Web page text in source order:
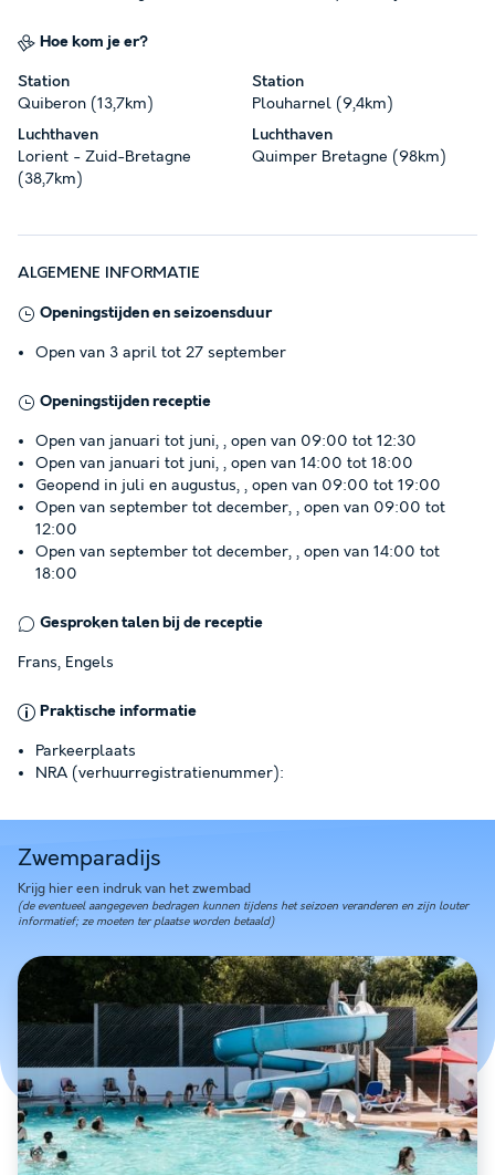
Hoe kom je er?
Station
Quiberon (13,7km)
Station
Plouharnel (9,4km)
Luchthaven
Lorient - Zuid-Bretagne
(38,7km)
Luchthaven
Quimper Bretagne (98km)
ALGEMENE INFORMATIE
Openingstijden en seizoensduur
Open van 3 april tot 27 september
Openingstijden receptie
Open van januari tot juni, , open van 09:00 tot 12:30
Open van januari tot juni, , open van 14:00 tot 18:00
Geopend in juli en augustus, , open van 09:00 tot 19:00
Open van september tot december, , open van 09:00 tot
12:00
Open van september tot december, , open van 14:00 tot
18:00
Gesproken talen bij de receptie
Frans, Engels
Praktische informatie
Parkeerplaats
NRA (verhuurregistratienummer):
Zwemparadijs
Krijg hier een indruk van het zwembad
(de eventueel aangegeven bedragen kunnen tijdens het seizoen veranderen en zijn louter
informatief; ze moeten ter plaatse worden betaald)